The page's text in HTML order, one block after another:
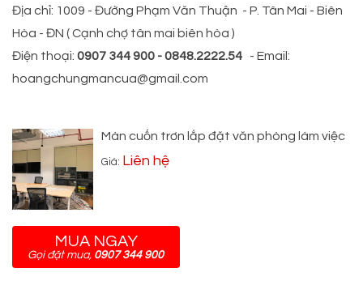
Địa chỉ: 1009 - Đường Phạm Văn Thuận - P. Tân Mai - Biên
Hòa - ĐN ( Cạnh chợ tân mai biên hòa )
Điện thoại: 0907 344 900 - 0848.2222.54 - Email:
hoangchungmancua@gmail.com
Màn cuốn trơn lắp đặt văn phòng làm việc
Giá: Liên hệ
MUA NGAY
Gọi đặt mua, 0907 344 900